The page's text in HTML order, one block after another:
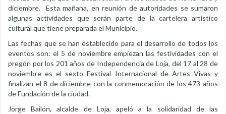
diciembre. Esta mañana, en reunión de autoridades se sumaron
algunas actividades que serán parte de la cartelera artístico
cultural que tiene preparada el Municipio.
Las fechas que se han establecido para el desarrollo de todos los
eventos son: el 5 de noviembre empiezan las festividades con el
pregón por los 201 años de Independencia de Loja, del 17 al 28 de
noviembre es el sexto Festival Internacional de Artes Vivas y
finalizan el 8 de diciembre con la conmemoración de los 473 años
de Fundación de la ciudad.
Jorge Bailón, alcalde de Loja, apeló a la solidaridad de las